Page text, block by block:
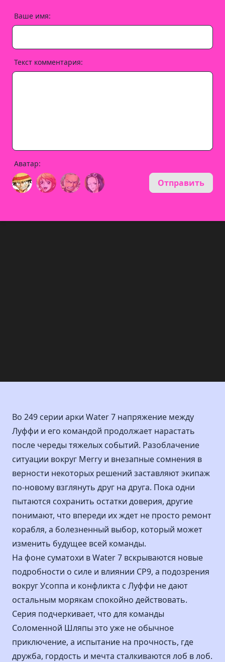
Ваше имя:
Текст комментария:
Аватар:
Отправить
Во 249 серии арки Water 7 напряжение между
Луффи и его командой продолжает нарастать
после череды тяжелых событий. Разоблачение
ситуации вокруг Merry и внезапные сомнения в
верности некоторых решений заставляют экипаж
по-новому взглянуть друг на друга. Пока одни
пытаются сохранить остатки доверия, другие
понимают, что впереди их ждет не просто ремонт
корабля, а болезненный выбор, который может
изменить будущее всей команды.
На фоне суматохи в Water 7 вскрываются новые
подробности о силе и влиянии CP9, а подозрения
вокруг Усоппа и конфликта с Луффи не дают
остальным морякам спокойно действовать.
Серия подчеркивает, что для команды
Соломенной Шляпы это уже не обычное
приключение, а испытание на прочность, где
дружба, гордость и мечта сталкиваются лоб в лоб.